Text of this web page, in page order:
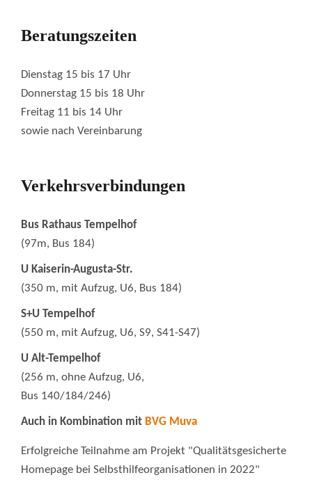
Beratungszeiten
Dienstag 15 bis 17 Uhr
Donnerstag 15 bis 18 Uhr
Freitag 11 bis 14 Uhr
sowie nach Vereinbarung
Verkehrsverbindungen
Bus Rathaus Tempelhof
(97m, Bus 184)
U Kaiserin-Augusta-Str.
(350 m, mit Aufzug, U6, Bus 184)
S+U Tempelhof
(550 m, mit Aufzug, U6, S9, S41-S47)
U Alt-Tempelhof
(256 m, ohne Aufzug, U6,
Bus 140/184/246)
Auch in Kombination mit BVG Muva
Erfolgreiche Teilnahme am Projekt "Qualitätsgesicherte
Homepage bei Selbsthilfeorganisationen in 2022"